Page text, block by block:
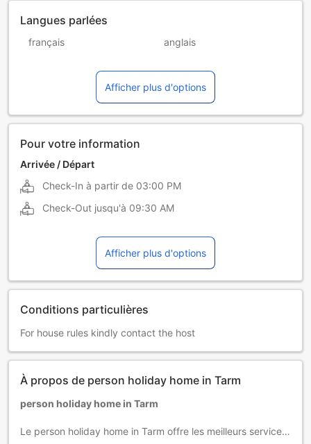
Langues parlées
français anglais
espagnol
italien néerlandais
norvégien
suédois
Afficher plus d'options
Pour votre information
Arrivée / Départ
Check-In à partir de 03:00 PM
Check-Out jusqu'à 09:30 AM
Afficher plus d'options
Conditions particulières
For house rules kindly contact the host
À propos de person holiday home in Tarm
person holiday home in Tarm
Le person holiday home in Tarm offre les meilleurs services